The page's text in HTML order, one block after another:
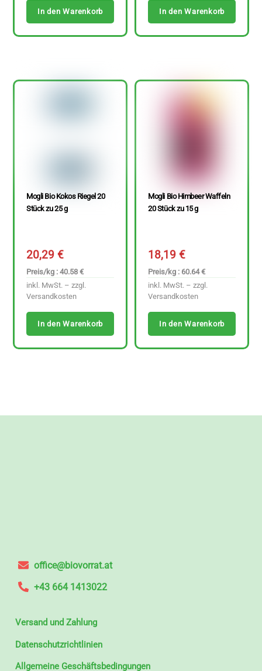
In den Warenkorb In den Warenkorb
Mogli Bio Kokos Riegel 20
Stück zu 25 g
20,29€
Preis/kg : 40.58 €
inkl. MwSt. – zzgl.
Versandkosten
In den Warenkorb
Mogli Bio Himbeer Waffeln
20 Stück zu 15 g
18,19€
Preis/kg : 60.64 €
inkl. MwSt. – zzgl.
Versandkosten
In den Warenkorb
office@biovorrat.at
+43 664 1413022
Versand und Zahlung
Datenschutzrichtlinien
Allgemeine Geschäftsbedingungen